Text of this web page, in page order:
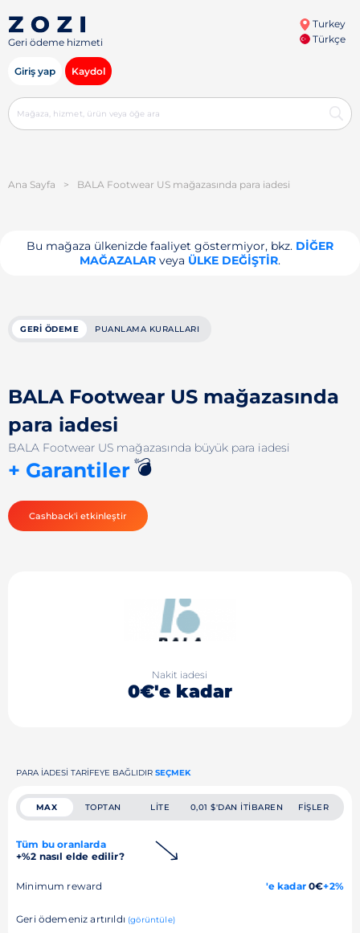
Geri ödeme hizmeti
Turkey
Türkçe
Giriş yap Kaydol
Ana Sayfa > BALA Footwear US mağazasında para iadesi
Bu mağaza ülkenizde faaliyet göstermiyor, bkz. DIĞER
MAĞAZALARveya ÜLKE DEĞIŞTIR.
GERI ÖDEME PUANLAMA KURALLARI
BALA Footwear US mağazasında
para iadesi
BALA Footwear US mağazasında büyük para iadesi
+ Garantiler💣
Cashback'i etkinleştir
Nakit iadesi
0€'e kadar
PARA IADESI TARIFEYE BAĞLIDIR SEÇMEK
MAX TOPTAN LITE 0,01 $'DAN ITIBAREN FIŞLER
Tüm bu oranlarda
+%2 nasıl elde edilir?
Minimum reward 'e kadar0€+2%
Geri ödemeniz artırıldı (görüntüle)